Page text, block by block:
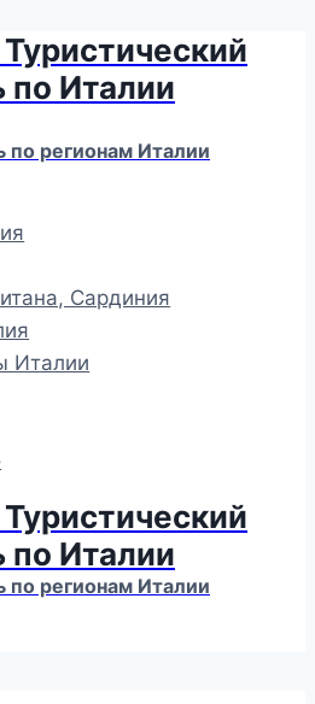
по Италии
по регионам Италии
Сардиния
Италии
по Италии
по регионам Италии